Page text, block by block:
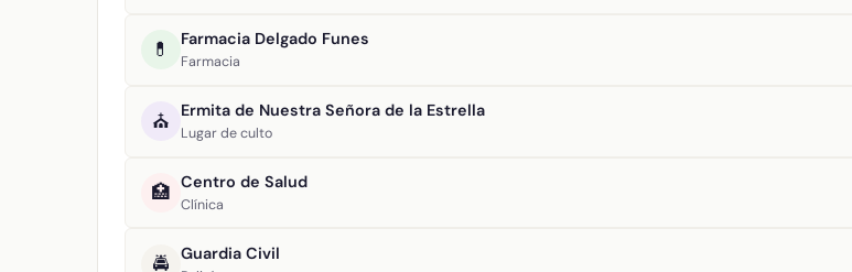
💊 Farmacia Delgado Funes
Farmacia
⛪ Ermita de Nuestra Señora de la Estrella
Lugar de culto
🏥 Centro de Salud
Clínica
🚔 Guardia Civil